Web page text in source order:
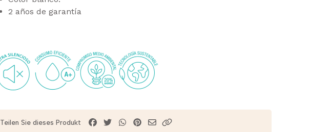
2 años de garantía
Teilen Sie dieses Produkt